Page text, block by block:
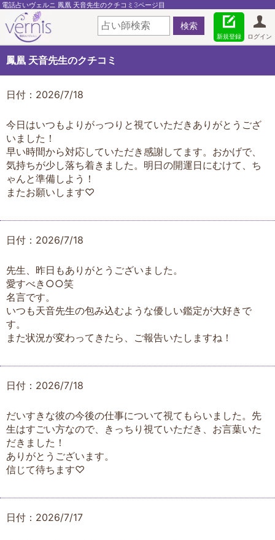
電話占いヴェルニ 鳳凰 天音先生のクチコミ3ページ目
ログイン
新規登録
鳳凰 天音先生のクチコミ
日付：2026/7/18
今日はいつもよりがっつりと視ていただきありがとうござ
いました！
早い時間から対応していただき感謝してます。おかげで、
気持ちが少し落ち着きました。明日の開運日にむけて、ち
ゃんと準備しよう！
またお願いします♡
日付：2026/7/18
先生、昨日もありがとうございました。
愛すべき○○笑
名言です。
いつも天音先生の包み込むような優しい鑑定が大好きで
す。
また状況が変わってきたら、ご報告いたしますね！
日付：2026/7/18
だいすきな彼の今後の仕事について視てもらいました。先
生はすごい方なので、きっちり視ていただき、お言葉いた
だきました！
ありがとうございます。
信じて待ちます♡
日付：2026/7/17